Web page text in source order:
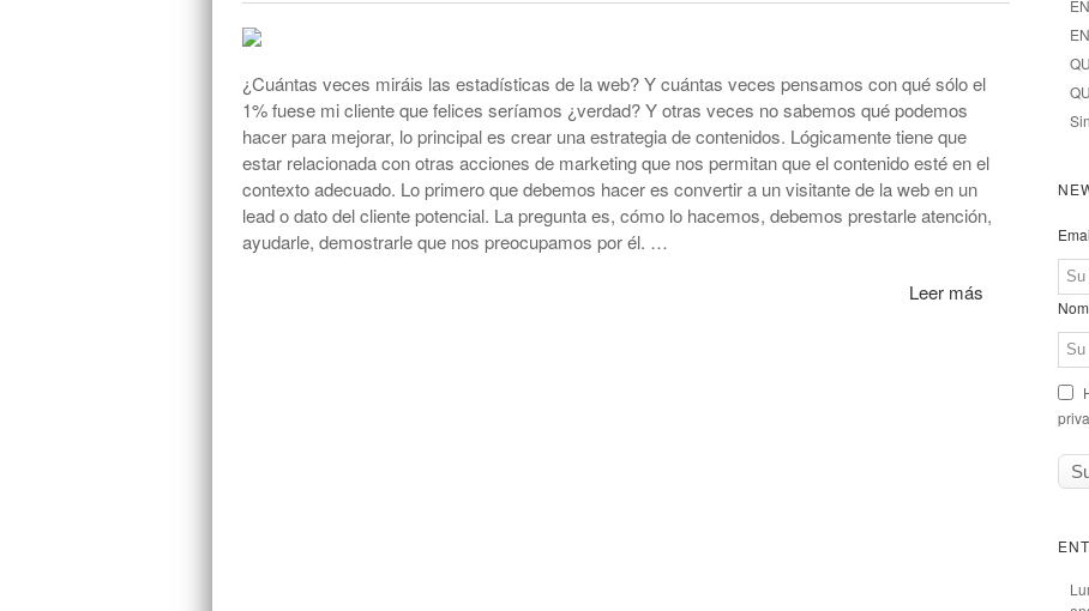
¿Cuántas veces miráis las estadísticas de la web? Y cuántas veces pensamos con qué sólo el
1% fuese mi cliente que felices seríamos ¿verdad? Y otras veces no sabemos qué podemos
hacer para mejorar, lo principal es crear una estrategia de contenidos. Lógicamente tiene que
estar relacionada con otras acciones de marketing que nos permitan que el contenido esté en el
contexto adecuado. Lo primero que debemos hacer es convertir a un visitante de la web en un
lead o dato del cliente potencial. La pregunta es, cómo lo hacemos, debemos prestarle atención,
ayudarle, demostrarle que nos preocupamos por él. …
Leer más